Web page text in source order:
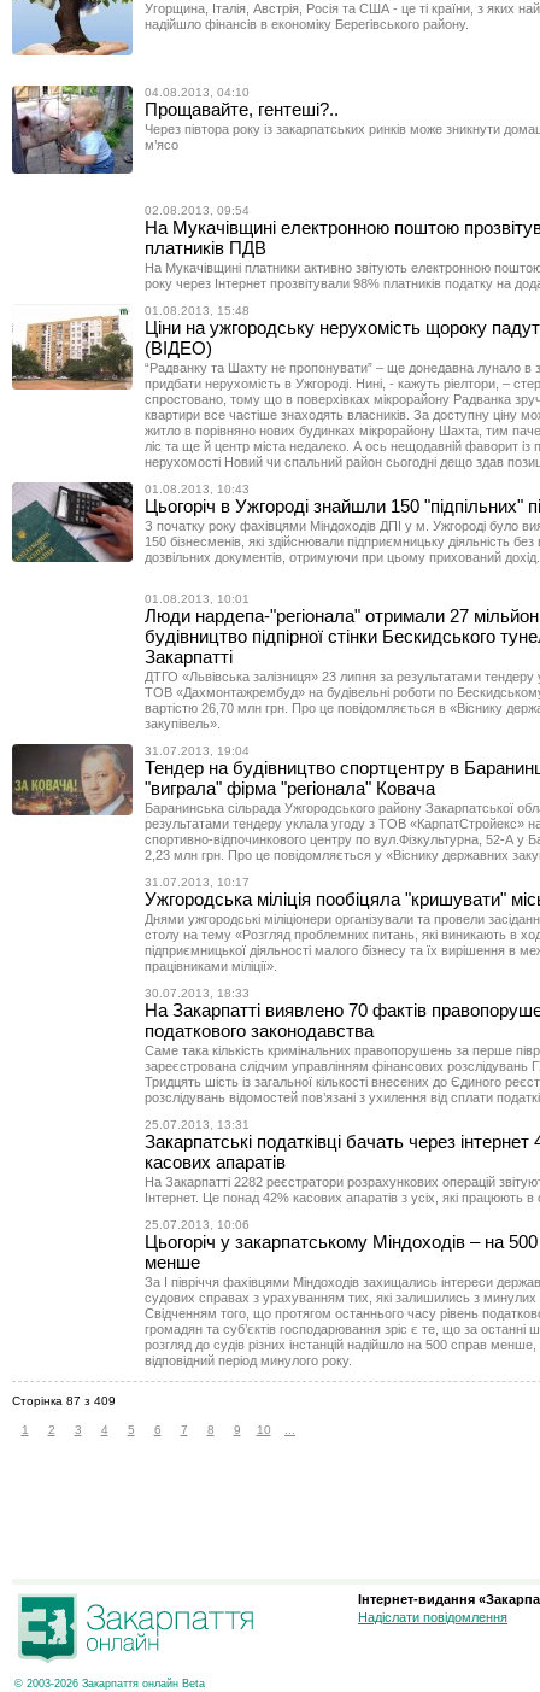
Угорщина, Італія, Австрія, Росія та США - це ті країни, з яких
надійшло фінансів в економіку Берегівського району.
04.08.2013, 04:10
Прощавайте, гентеші?..
Через півтора року із закарпатських ринків може зникнути
м’ясо
02.08.2013, 09:54
На Мукачівщині електронною поштою
платників ПДВ
На Мукачівщині платники активно звітують електронною
року через Інтернет прозвітували 98% платників податку на
01.08.2013, 15:48
Ціни на ужгородську нерухомість щороку
(ВІДЕО)
“Радванку та Шахту не пропонувати” – ще донедавна лунало в
придбати нерухомість в Ужгороді. Нині, - кажуть ріелтори, –
спростовано, тому що в поверхівках мікрорайону Радванка
квартири все частіше знаходять власників. За доступну ціну
житло в порівняно нових будинках мікрорайону Шахта, тим
ліс та ще й центр міста недалеко. А ось нещодавній фаворит із
нерухомості Новий чи спальний район сьогодні дещо здав
01.08.2013, 10:43
Цьогоріч в Ужгороді знайшли 150 "підпільних"
З початку року фахівцями Міндоходів ДПІ у м. Ужгороді було
150 бізнесменів, які здійснювали підприємницьку діяльність без
дозвільних документів, отримуючи при цьому прихований дохід.
01.08.2013, 10:01
Люди нардепа-"регіонала" отримали 27
будівництво підпірної стінки Бескидського
Закарпатті
ДТГО «Львівська залізниця» 23 липня за результатами тендеру
ТОВ «Дахмонтажрембуд» на будівельні роботи по
вартістю 26,70 млн грн. Про це повідомляється в «Віснику
закупівель».
31.07.2013, 19:04
Тендер на будівництво спортцентру в
"виграла" фірма "регіонала" Ковача
Баранинська сільрада Ужгородського району Закарпатської
результатами тендеру уклала угоду з ТОВ «КарпатСтройекс»
спортивно-відпочинкового центру по вул.Фізкультурна, 52-А у
2,23 млн грн. Про це повідомляється у «Віснику державних
31.07.2013, 10:17
Ужгородська міліція пообіцяла "кришувати"
Днями ужгородські міліціонери організували та провели
столу на тему «Розгляд проблемних питань, які виникають в
підприємницької діяльності малого бізнесу та їх вирішення в
працівниками міліції».
30.07.2013, 18:33
На Закарпатті виявлено 70 фактів
податкового законодавства
Саме така кількість кримінальних правопорушень за перше
зареєстрована слідчим управлінням фінансових розслідувань
Тридцять шість із загальної кількості внесених до Єдиного
розслідувань відомостей пов’язані з ухилення від сплати
25.07.2013, 13:31
Закарпатські податківці бачать через інтернет
касових апаратів
На Закарпатті 2282 реєстратори розрахункових операцій
Інтернет. Це понад 42% касових апаратів з усіх, які працюють в
25.07.2013, 10:06
Цьогоріч у закарпатському Міндоходів – на 500
менше
За І півріччя фахівцями Міндоходів захищались інтереси
судових справах з урахуванням тих, які залишились з минулих
Свідченням того, що протягом останнього часу рівень
громадян та суб’єктів господарювання зріс є те, що за останні
розгляд до судів різних інстанцій надійшло на 500 справ менше,
відповідний період минулого року.
Сторінка 87 з 409
1 2 3 4 5 6 7 8 9 10
© 2003-2026 Закарпаття онлайн Beta
Інтернет-видання
Надіслати повідомлення